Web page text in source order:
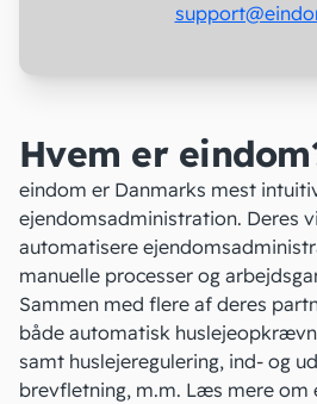
Hvem er
eindom er Danmarks mest
ejendomsadministration. Deres
automatisere
manuelle processer og
Sammen med flere af deres
både automatisk
samt huslejeregulering, ind- og
brevfletning, m.m. Læs mere om